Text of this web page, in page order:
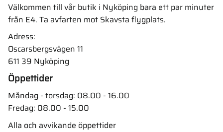
Välkommen till vår butik i Nyköping bara ett par minuter
från E4. Ta avfarten mot Skavsta flygplats.
Adress:
Oscarsbergsvägen 11
611 39 Nyköping
Öppettider
Måndag - torsdag: 08.00 - 16.00
Fredag: 08.00 - 15.00
Alla och avvikande öppettider